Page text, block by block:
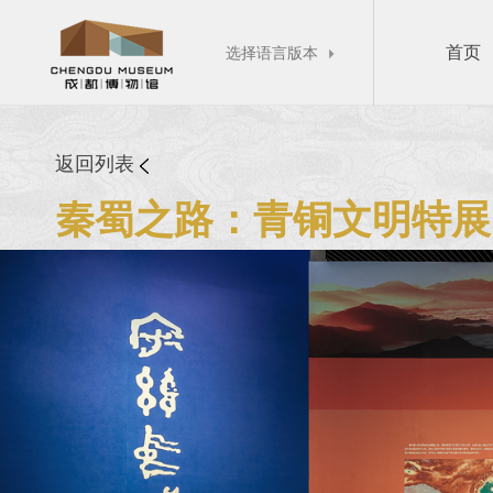
选择语言版本  首页
返回列表
秦蜀之路：青铜文明特展